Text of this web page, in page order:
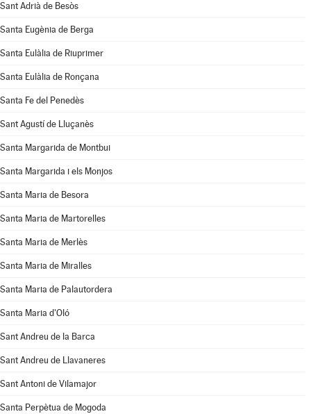
Sant Adrià de Besòs
Santa Eugènia de Berga
Santa Eulàlia de Riuprimer
Santa Eulàlia de Ronçana
Santa Fe del Penedès
Sant Agustí de Lluçanès
Santa Margarida de Montbui
Santa Margarida i els Monjos
Santa Maria de Besora
Santa Maria de Martorelles
Santa Maria de Merlès
Santa Maria de Miralles
Santa Maria de Palautordera
Santa Maria d'Oló
Sant Andreu de la Barca
Sant Andreu de Llavaneres
Sant Antoni de Vilamajor
Santa Perpètua de Mogoda